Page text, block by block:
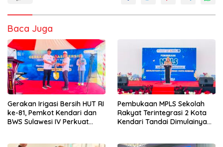
Baca Juga
Gerakan Irigasi Bersih HUT RI
ke-81, Pemkot Kendari dan
BWS Sulawesi IV Perkuat
Pembukaan MPLS Sekolah
Rakyat Terintegrasi 2 Kota
Kendari Tandai Dimulainya